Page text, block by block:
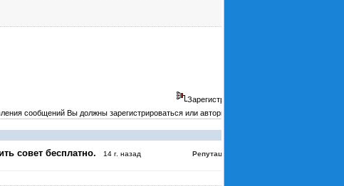
Зарегистрирован
сообщений Вы должны зарегистрироваться или авторизоваться
совет бесплатно. 14 г. назад Репутация